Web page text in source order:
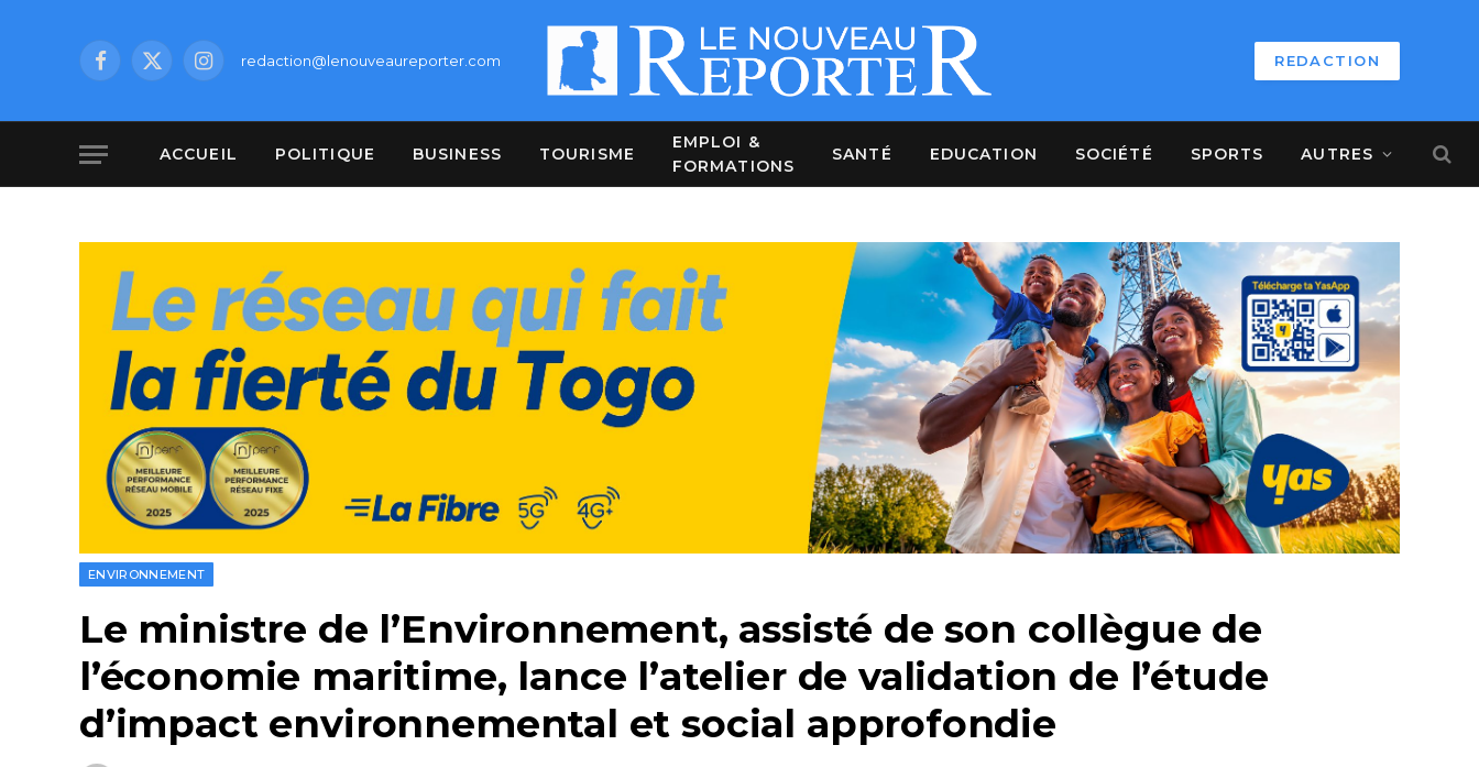
Facebook
X
Instagramredaction@lenouveaureporter.com REDACTION
ACCUEIL POLITIQUE BUSINESS TOURISME
EMPLOI &
FORMATIONS
SANTÉ EDUCATION SOCIÉTÉ SPORTS AUTRES
ENVIRONNEMENT
Le ministre de l’Environnement, assisté de son collègue de
l’économie maritime, lance l’atelier de validation de l’étude
d’impact environnemental et social approfondie